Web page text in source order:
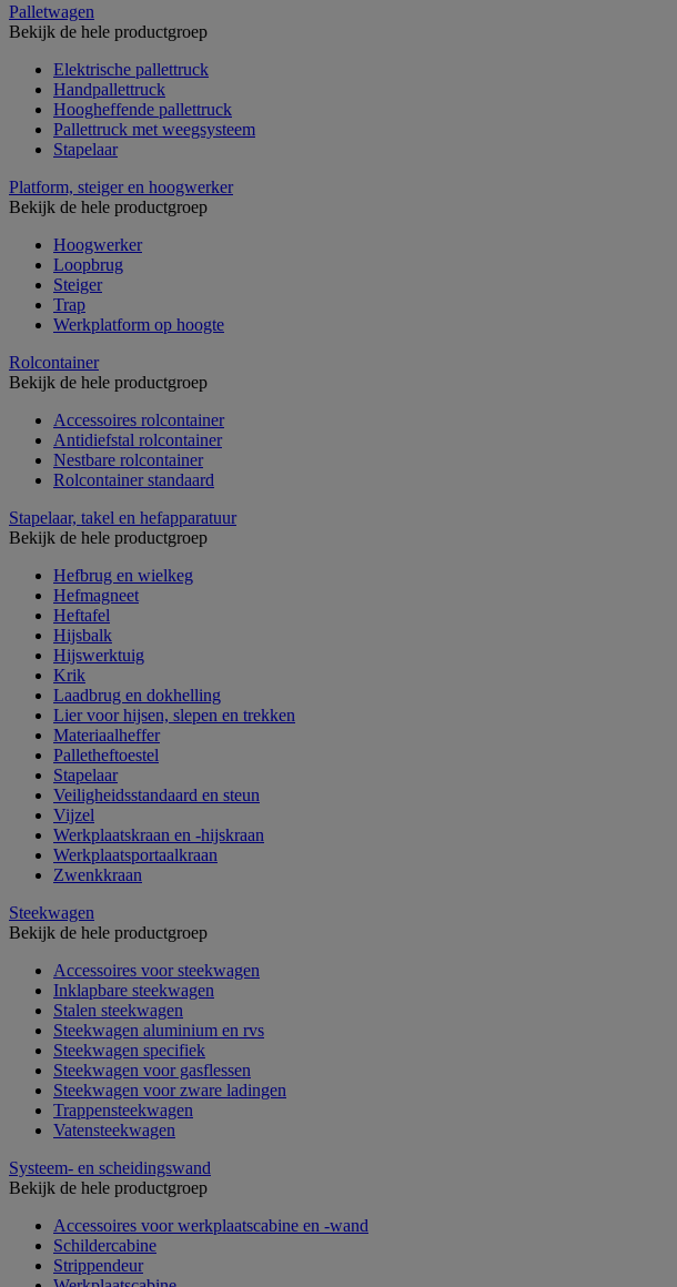
Palletwagen
Bekijk de hele productgroep
Elektrische pallettruck
Handpallettruck
Hoogheffende pallettruck
Pallettruck met weegsysteem
Stapelaar
Platform, steiger en hoogwerker
Bekijk de hele productgroep
Hoogwerker
Loopbrug
Steiger
Trap
Werkplatform op hoogte
Rolcontainer
Bekijk de hele productgroep
Accessoires rolcontainer
Antidiefstal rolcontainer
Nestbare rolcontainer
Rolcontainer standaard
Stapelaar, takel en hefapparatuur
Bekijk de hele productgroep
Hefbrug en wielkeg
Hefmagneet
Heftafel
Hijsbalk
Hijswerktuig
Krik
Laadbrug en dokhelling
Lier voor hijsen, slepen en trekken
Materiaalheffer
Palletheftoestel
Stapelaar
Veiligheidsstandaard en steun
Vijzel
Werkplaatskraan en -hijskraan
Werkplaatsportaalkraan
Zwenkkraan
Steekwagen
Bekijk de hele productgroep
Accessoires voor steekwagen
Inklapbare steekwagen
Stalen steekwagen
Steekwagen aluminium en rvs
Steekwagen specifiek
Steekwagen voor gasflessen
Steekwagen voor zware ladingen
Trappensteekwagen
Vatensteekwagen
Systeem- en scheidingswand
Bekijk de hele productgroep
Accessoires voor werkplaatscabine en -wand
Schildercabine
Strippendeur